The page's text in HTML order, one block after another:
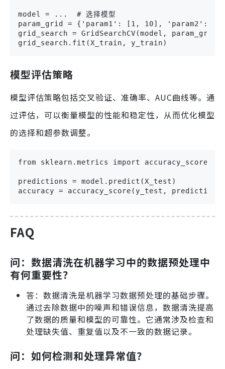
model = ...  # 选择模型
param_grid = {'param1': [1, 10], 'param2':
grid_search = GridSearchCV(model, param_grid,
grid_search.fit(X_train, y_train)
模型评估策略
模型评估策略包括交叉验证、准确率、AUC曲线等。通
过评估，可以衡量模型的性能和稳定性，从而优化模型
的选择和超参数调整。
from sklearn.metrics import accuracy_score
predictions = model.predict(X_test)
accuracy = accuracy_score(y_test,
FAQ
问：数据清洗在机器学习中的数据预处理中
有何重要性？
答：数据清洗是机器学习数据预处理的基础步骤。
通过去除数据中的噪声和错误信息，数据清洗提高
了数据的质量和模型的可靠性。它通常涉及检查和
处理缺失值、重复值以及不一致的数据记录。
问：如何检测和处理异常值？